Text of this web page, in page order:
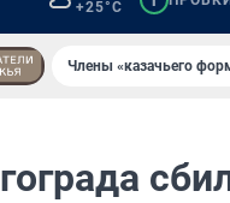
+25°C
Члены «казачьего